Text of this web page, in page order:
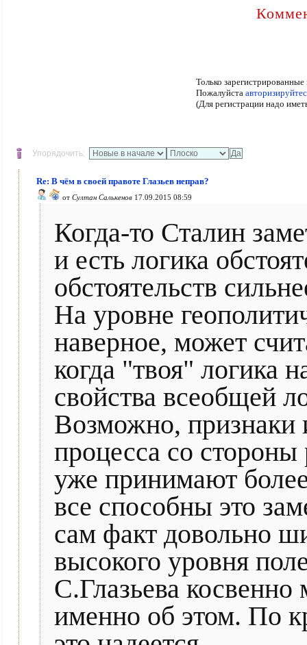
Только
Пожалуйста
(Для регистрации надо
Упорядочить:
Re: В чём в своей правоте Глазьев неправ?
от Султан Салькенов 17.09.2015 08:59
Когда-то Сталин
и есть логика
обстоятельств
На уровне
наверное, может
когда "твоя" логика
свойства всеобщей
Возможно, признаки
процесса со стороны
уже принимают
все способны это
сам факт довольно
высокого уровня
С.Глазьева косвенно
именно об этом. По